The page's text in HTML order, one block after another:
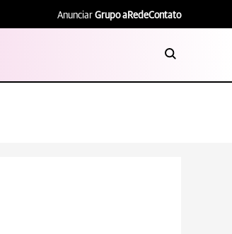
Anunciar Grupo aRedeContato